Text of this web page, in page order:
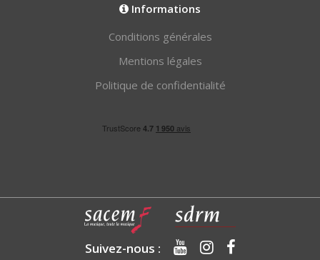
Informations
Conditions générales
Mentions légales
Politique de confidentialité
Suivez-nous :